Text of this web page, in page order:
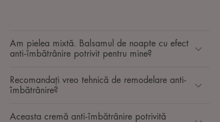
Am pielea mixtă. Balsamul de noapte cu efect
anti-îmbătrânire potrivit pentru mine?
Recomandați vreo tehnică de remodelare anti-
îmbătrânire?
Aceasta cremă anti-îmbătrânire potrivită